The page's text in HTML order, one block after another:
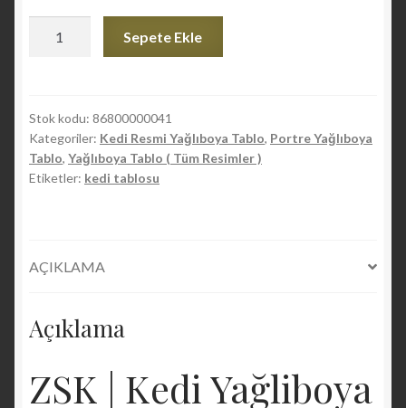
Tablo
/
Cat
Oilpainting
Sepete Ekle
Stok kodu: 86800000041
Kategoriler: Kedi Resmi Yağlıboya Tablo Portre Yağlıboya
Tablo Yağlıboya Tablo ( Tüm Resimler )
Etiketler: kedi tablosu
AÇIKLAMA
Açıklama
ZSK | Kedi Yağliboya